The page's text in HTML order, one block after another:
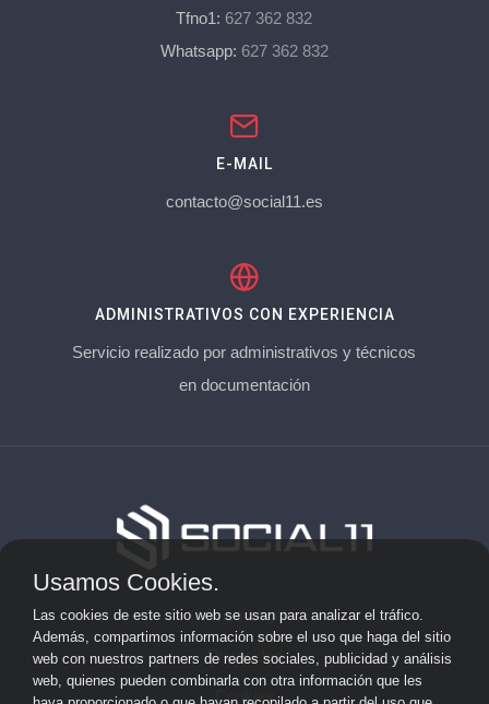
Tfno1: 627 362 832
Whatsapp: 627 362 832
E-MAIL
contacto@social11.es
ADMINISTRATIVOS CON EXPERIENCIA
Servicio realizado por administrativos y técnicos
en documentación
Aviso Legal
Privacidad
Cookies
Usamos Cookies.
Las cookies de este sitio web se usan para analizar el tráfico.
Además, compartimos información sobre el uso que haga del sitio
web con nuestros partners de redes sociales, publicidad y análisis
web, quienes pueden combinarla con otra información que les